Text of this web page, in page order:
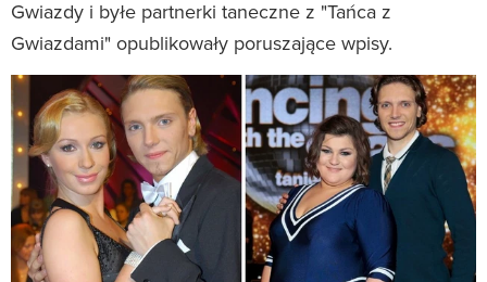
Gwiazdy i byłe partnerki taneczne z "Tańca z
Gwiazdami" opublikowały poruszające wpisy.